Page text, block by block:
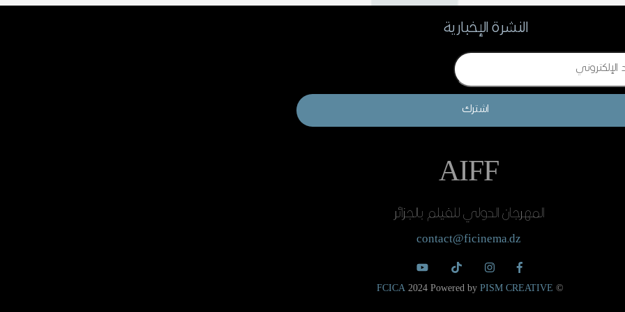
النشرة الإخبارية
اشترك
AIFF
المهرجان الدولي للفيلم بالجزائر
contact@ficinema.dz
©
FCICA 2024 Powered by PISM CREATIVE